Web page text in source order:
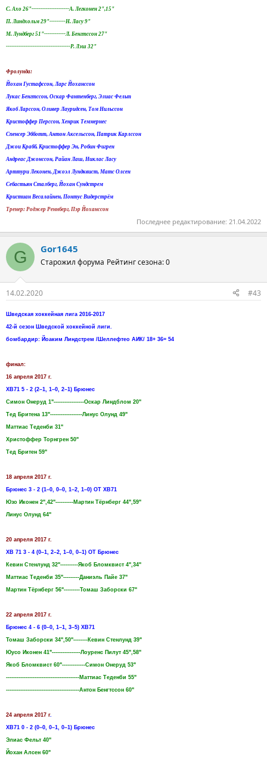
С. Ахо 26"---------------------А. Легконен 2",15"
П. Линдхольм 29"---------Н. Ласу 9"
М. Лундберг 51"------------Л. Бенгтссон 27"
------------------------------------Р. Лэш 32"
Фролунда:
Йохан Густафссон, Ларс Йоханссон
Лукас Бенгтссон, Оскар Фантенберг, Элиас Фельт
Якоб Ларссон, Оливер Лауридсен, Том Нильссон
Кристоффер Перссон, Хенрик Теммернес
Спенсер Эбботт, Антон Аксельссон, Патрик Карлссон
Джои Крабб, Кристоффер Эн, Робин Фигрен
Андреас Джонссон, Райан Лаш, Никлас Ласу
Арттури Леконен, Джоэл Лундквист, Матс Олсен
Себастьян Сталберг, Йохан Сундстрем
Кристиан Весалайнен, Понтус Видерстрём
Тренер: Роджер Реннберг, Пэр Йоханссон
Последнее редактирование: 21.04.2022
G Gor1645
Старожил форума Рейтинг сезона: 0
14.02.2020 #43
Шведская хоккейная лига 2016-2017
42-й сезон Шведской хоккейной лиги.
бомбардир: Йоаким Линдстрем /Шеллефтео АИК/ 18+ 36= 54
финал:
16 апреля 2017 г.
ХВ71 5 - 2 (2–1, 1–0, 2–1) Брюнес
Симон Онеруд 1"-----------------Оскар Линдблом 20"
Тед Бритена 13"------------------Линус Олунд 49"
Маттиас Теденби 31"
Христоффер Торнгрен 50"
Тед Бритен 59"
18 апреля 2017 г.
Брюнес 3 - 2 (1–0, 0–0, 1–2, 1–0) ОТ ХВ71
Юзо Иконен 2",42"----------Мартин Тёрнберг 44",59"
Линус Олунд 64"
20 апреля 2017 г.
ХВ 71 3 - 4 (0–1, 2–2, 1–0, 0–1) ОТ Брюнес
Кевин Стенлунд 32"----------Якоб Бломквист 4",34"
Маттиас Теденби 35"---------Даниэль Пайе 37"
Мартин Тёрнберг 56"---------Томаш Заборски 67"
22 апреля 2017 г.
Брюнес 4 - 6 (0–0, 1–1, 3–5) ХВ71
Томаш Заборски 34",50"--------Кевин Стенлунд 39"
Юусо Иконен 41"----------------Лоуренс Пилут 45",58"
Якоб Бломквист 60"-------------Симон Онеруд 53"
-----------------------------------------Маттиас Теденби 55"
-----------------------------------------Антон Бенгтссон 60"
24 апреля 2017 г.
ХВ71 0 - 2 (0–0, 0–1, 0–1) Брюнес
Элиас Фельт 40"
Йохан Алсен 60"